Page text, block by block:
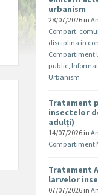
urbanism
28/07/2026 in
Compart.
disciplina in
Compartiment
public,
Urbanism
Tratament
insectelor
adulți)
14/07/2026 in
Compartiment
Tratament
larvelor
07/07/2026 in